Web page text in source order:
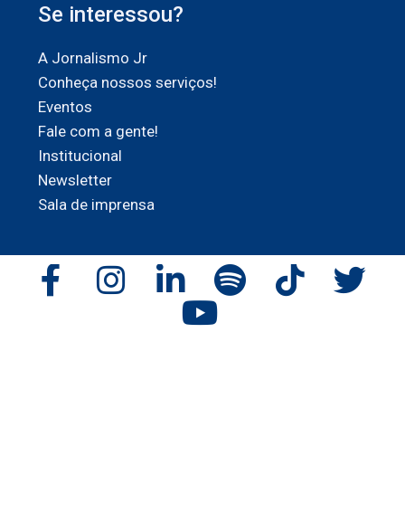
Se interessou?
A Jornalismo Jr
Conheça nossos serviços!
Eventos
Fale com a gente!
Institucional
Newsletter
Sala de imprensa